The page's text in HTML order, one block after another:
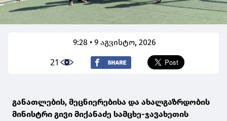
9:28 • 9 აგვისტო, 2026
21
განათლების, მეცნიერებისა და ახალგაზრდობის
მინისტრი გივი მიქანაძე სამცხე-ჯავახეთის